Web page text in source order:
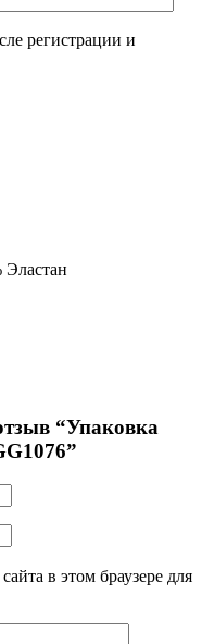
регистрации и
Эластан
“Упаковка
в этом браузере для